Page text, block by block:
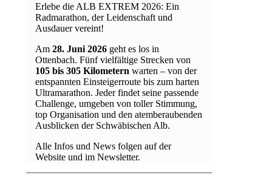
Erlebe die ALB EXTREM 2026: Ein
Radmarathon, der Leidenschaft und
Ausdauer vereint!
Am 28. Juni 2026 geht es los in
Ottenbach. Fünf vielfältige Strecken von
105 bis 305 Kilometern warten – von der
entspannten Einsteigerroute bis zum harten
Ultramarathon. Jeder findet seine passende
Challenge, umgeben von toller Stimmung,
top Organisation und den atemberaubenden
Ausblicken der Schwäbischen Alb.
Alle Infos und News folgen auf der
Website und im Newsletter.